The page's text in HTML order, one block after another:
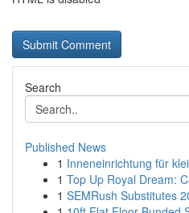
Search
Published News
1 Inneneinrichtung für
1 Top Up Royal Dream:
1 SEMRush Substitutes